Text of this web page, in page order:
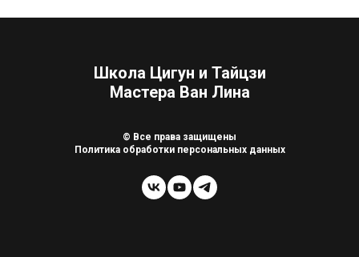
Школа Цигун и Тайцзи
Мастера Ван Лина
© Все права защищены
Политика обработки персональных данных